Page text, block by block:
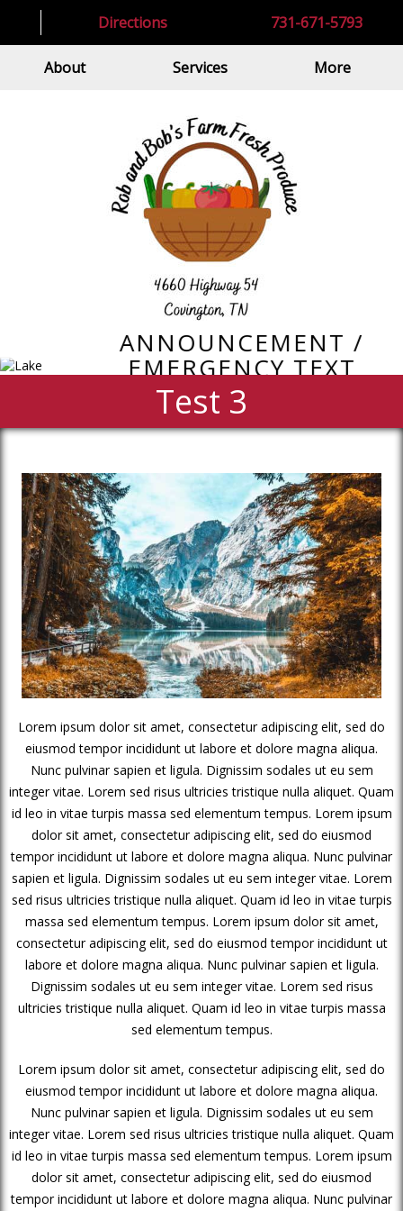
Directions 731-671-5793
About Services More
ANNOUNCEMENT /
EMERGENCY TEXT
Test 3
Lorem ipsum dolor sit amet, consectetur adipiscing elit, sed do
eiusmod tempor incididunt ut labore et dolore magna aliqua.
Nunc pulvinar sapien et ligula. Dignissim sodales ut eu sem
integer vitae. Lorem sed risus ultricies tristique nulla aliquet. Quam
id leo in vitae turpis massa sed elementum tempus. Lorem ipsum
dolor sit amet, consectetur adipiscing elit, sed do eiusmod
tempor incididunt ut labore et dolore magna aliqua. Nunc pulvinar
sapien et ligula. Dignissim sodales ut eu sem integer vitae. Lorem
sed risus ultricies tristique nulla aliquet. Quam id leo in vitae turpis
massa sed elementum tempus. Lorem ipsum dolor sit amet,
consectetur adipiscing elit, sed do eiusmod tempor incididunt ut
labore et dolore magna aliqua. Nunc pulvinar sapien et ligula.
Dignissim sodales ut eu sem integer vitae. Lorem sed risus
ultricies tristique nulla aliquet. Quam id leo in vitae turpis massa
sed elementum tempus.
Lorem ipsum dolor sit amet, consectetur adipiscing elit, sed do
eiusmod tempor incididunt ut labore et dolore magna aliqua.
Nunc pulvinar sapien et ligula. Dignissim sodales ut eu sem
integer vitae. Lorem sed risus ultricies tristique nulla aliquet. Quam
id leo in vitae turpis massa sed elementum tempus. Lorem ipsum
dolor sit amet, consectetur adipiscing elit, sed do eiusmod
tempor incididunt ut labore et dolore magna aliqua. Nunc pulvinar